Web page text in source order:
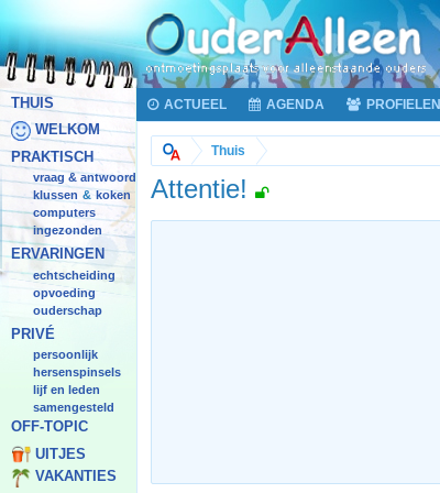
THUIS
WELKOM
PRAKTISCH
vraag & antwoord
klussen & koken
computers
ingezonden
ERVARINGEN
echtscheiding
opvoeding
ouderschap
PRIVÉ
persoonlijk
hersenspinsels
lijf en leden
samengesteld
OFF-TOPIC
UITJES
VAKANTIES
ACTUEEL AGENDA PROFIELEN
Thuis
Attentie!